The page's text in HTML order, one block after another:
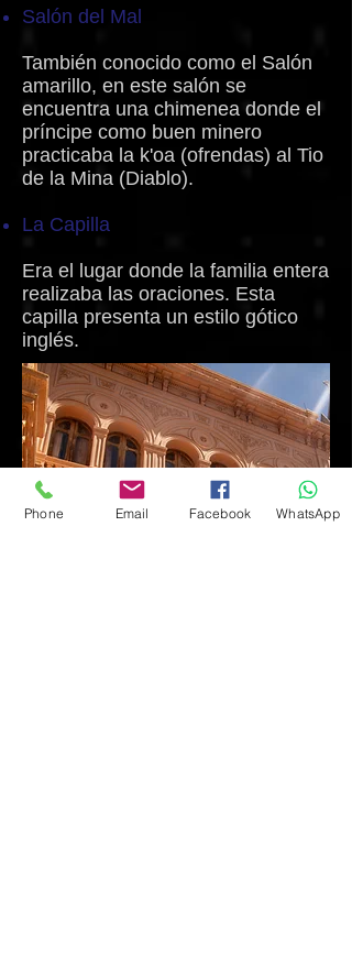
Salón del Mal
También conocido como el Salón
amarillo, en este salón se
encuentra una chimenea donde el
príncipe como buen minero
practicaba la k'oa (ofrendas) al Tio
de la Mina (Diablo).
La Capilla
Era el lugar donde la familia entera
realizaba las oraciones. Esta
capilla presenta un estilo gótico
inglés.
Phone Email Facebook WhatsApp